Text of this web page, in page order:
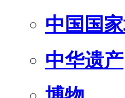
中国国
中华遗产